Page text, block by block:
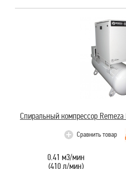
Спиральный компрессор
Сравнить товар
0.41 м3/мин
(410 л/мин)